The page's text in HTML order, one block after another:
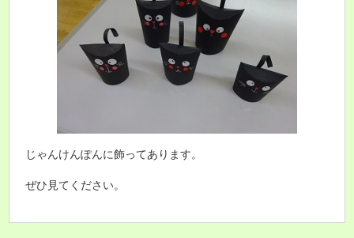
じゃんけんぽんに飾ってあります。
ぜひ見てください。